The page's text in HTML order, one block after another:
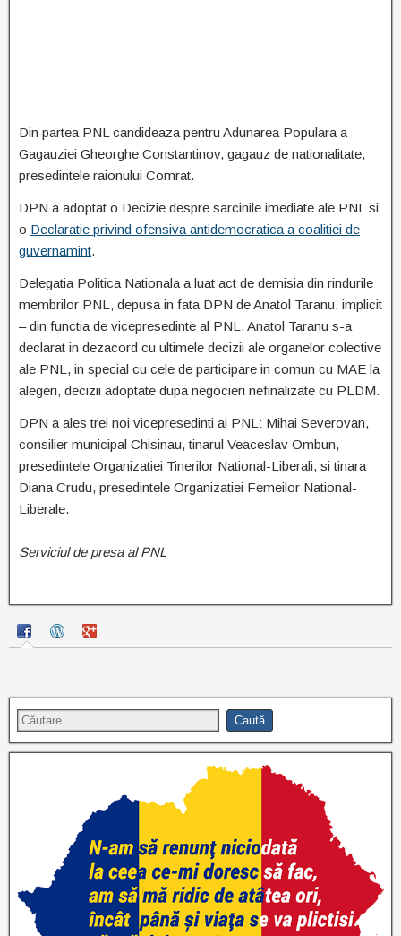
Din partea PNL candideaza pentru Adunarea Populara a
Gagauziei Gheorghe Constantinov, gagauz de nationalitate,
presedintele raionului Comrat.
DPN a adoptat o Decizie despre sarcinile imediate ale PNL si
o Declaratie privind ofensiva antidemocratica a coalitiei de
guvernamint.
Delegatia Politica Nationala a luat act de demisia din rindurile
membrilor PNL, depusa in fata DPN de Anatol Taranu, implicit
– din functia de vicepresedinte al PNL. Anatol Taranu s-a
declarat in dezacord cu ultimele decizii ale organelor colective
ale PNL, in special cu cele de participare in comun cu MAE la
alegeri, decizii adoptate dupa negocieri nefinalizate cu PLDM.
DPN a ales trei noi vicepresedinti ai PNL: Mihai Severovan,
consilier municipal Chisinau, tinarul Veaceslav Ombun,
presedintele Organizatiei Tinerilor National-Liberali, si tinara
Diana Crudu, presedintele Organizatiei Femeilor National-
Liberale.
Serviciul de presa al PNL